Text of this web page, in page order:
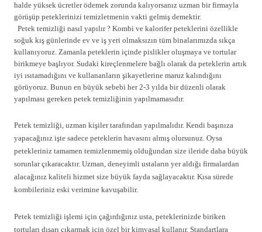
halde yüksek ücretler ödemek zorunda kalıyorsanız uzman bir firmayla
görüşüp peteklerinizi temizletmenin vakti gelmiş demektir.
Petek temizliği nasıl yapılır ? Kombi ve kalorifer peteklerini özellikle
soğuk kış günlerinde ev ve iş yeri olmaksızın tüm binalarımızda sıkça
kullanıyoruz. Zamanla peteklerin içinde pislikler oluşmaya ve tortular
birikmeye başlıyor. Sudaki kireçlenmelere bağlı olarak da peteklerin artık
iyi ısıtamadığını ve kullananların şikayetlerine maruz kalındığını
görüyoruz. Bunun en büyük sebebi her 2-3 yılda bir düzenli olarak
yapılması gereken petek temizliğinin yapılmamasıdır.
Petek temizliği, uzman kişiler tarafından yapılmalıdır. Kendi başınıza
yapacağınız işte sadece peteklerin havasını almış olursunuz. Oysa
petekleriniz tamamen temizlenmemiş olduğundan size ileride daha büyük
sorunlar çıkaracaktır. Uzman, deneyimli ustaların yer aldığı firmalardan
alacağınız kaliteli hizmet size büyük fayda sağlayacaktır. Kısa sürede
kombileriniz eski verimine kavuşabilir.
Petek temizliği işlemi için çağırdığınız usta, peteklerinizde biriken
tortuları dışarı çıkarmak için özel bir kimyasal kullanır. Standartlara